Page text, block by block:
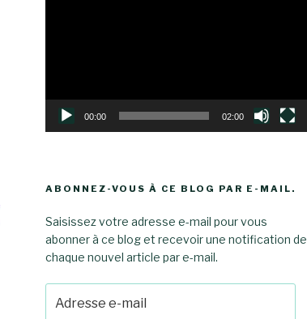
00:00 02:00
ABONNEZ-VOUS À CE BLOG PAR E-MAIL.
Saisissez votre adresse e-mail pour vous
abonner à ce blog et recevoir une notification de
chaque nouvel article par e-mail.
e-